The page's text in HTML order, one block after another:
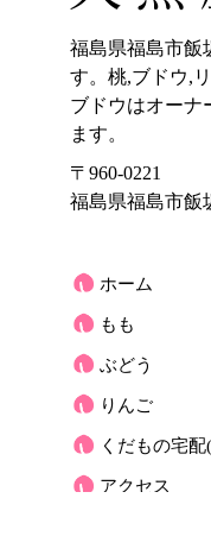
福島県福島市飯
す。桃,ブドウ,
ブドウはオーナ
ます。
〒960-0221
福島県福島市飯
ホーム
もも
ぶどう
りんご
くだもの宅
アクセス